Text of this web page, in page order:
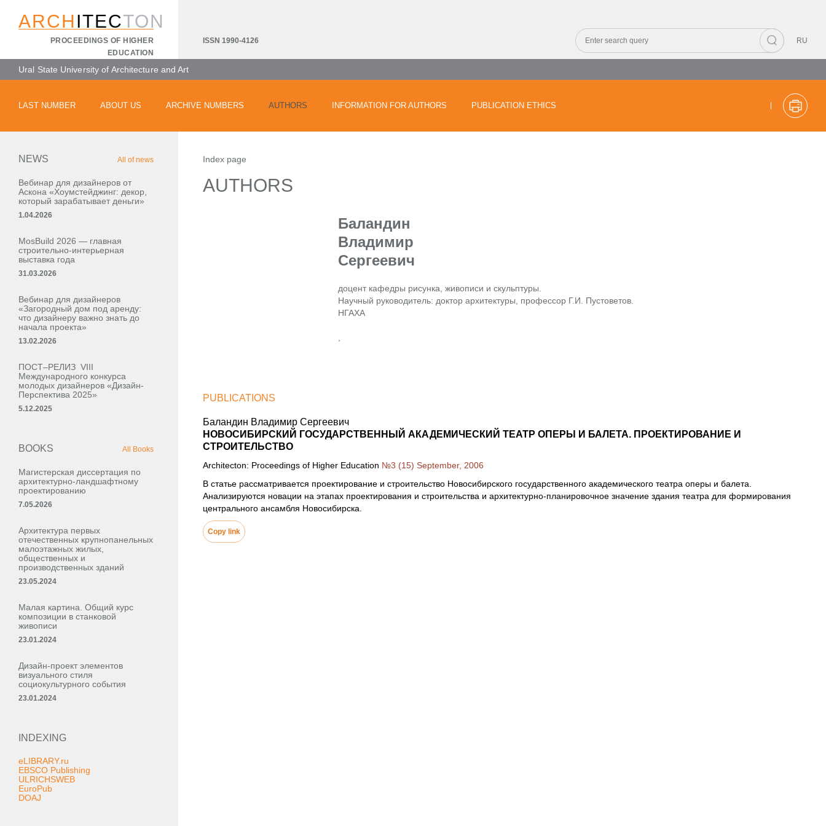
ARCHITECTON
PROCEEDINGS OF HIGHER
EDUCATION
ISSN 1990-4126 RU
Ural State University of Architecture and Art
LAST NUMBER ABOUT US ARCHIVE NUMBERS AUTHORS INFORMATION FOR AUTHORS PUBLICATION ETHICS
NEWS All of news
Вебинар для дизайнеров от
Аскона «Хоумстейджинг: декор,
который зарабатывает деньги»
1.04.2026
MosBuild 2026 — главная
строительно-интерьерная
выставка года
31.03.2026
Вебинар для дизайнеров
«Загородный дом под аренду:
что дизайнеру важно знать до
начала проекта»
13.02.2026
ПОСТ–РЕЛИЗ VIII
Международного конкурса
молодых дизайнеров «Дизайн-
Перспектива 2025»
5.12.2025
BOOKS All Books
Магистерская диссертация по
архитектурно-ландшафтному
проектированию
7.05.2026
Архитектура первых
отечественных крупнопанельных
малоэтажных жилых,
общественных и
производственных зданий
23.05.2024
Малая картина. Общий курс
композиции в станковой
живописи
23.01.2024
Дизайн-проект элементов
визуального стиля
социокультурного события
23.01.2024
INDEXING
eLIBRARY.ru
EBSCO Publishing
ULRICHSWEB
EuroPub
DOAJ
Index page
AUTHORS
Баландин
Владимир
Сергеевич
доцент кафедры рисунка, живописи и скульптуры.
Научный руководитель: доктор архитектуры, профессор Г.И. Пустоветов.
НГАХА
PUBLICATIONS
Баландин Владимир Сергеевич
НОВОСИБИРСКИЙ ГОСУДАРСТВЕННЫЙ АКАДЕМИЧЕСКИЙ ТЕАТР ОПЕРЫ И БАЛЕТА. ПРОЕКТИРОВАНИЕ И
СТРОИТЕЛЬСТВО
Architecton: Proceedings of Higher Education №3 (15) September, 2006
В статье рассматривается проектирование и строительство Новосибирского государственного академического театра оперы и балета.
Анализируются новации на этапах проектирования и строительства и архитектурно-планировочное значение здания театра для формирования
центрального ансамбля Новосибирска.
Copy link